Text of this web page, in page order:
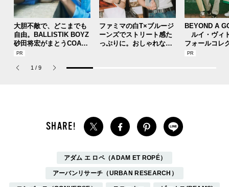
大胆不敵で、どこまでも
自由。BALLISTIK BOYZ
砂田将宏がまとうCOACH
の新作フレグランス「コ
パルファム」
ファミマの白T×ブルージ
ーンズでストリート感た
っぷりに。おしゃれな人
BEYOND A
ルイ・ヴィ
フォールコレ
描くプレッピ
1 / 9
アダム エ ロペ（ADAM ET ROPÉ）
アーバンリサーチ（URBAN RESEARCH）